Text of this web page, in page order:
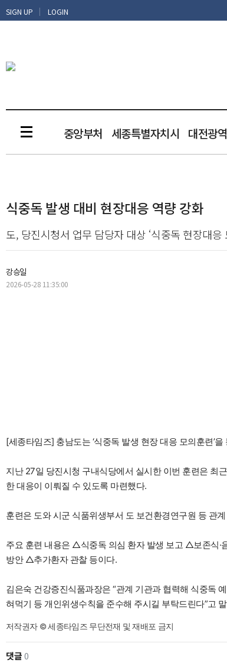
SIGN UP | LOGIN
중앙부처 세종특별자치시 대전광
식중독 발생 대비 현장대응 역량 강화
도, 당진시청서 업무 담당자 대상 ‘식중독 현장대응
강승일
2026-05-28 11:35:00
[세종타임즈] 충남도는 ‘식중독 발생 현장 대응 모의훈련’
지난 27일 당진시청 구내식당에서 실시한 이번 훈련은 최
한 대응이 이뤄질 수 있도록 마련했다.
훈련은 도와 시군 식품위생부서 도 보건환경연구원 등 관
주요 훈련 내용은 △식중독 의심 환자 발생 보고 △보존식·
방안 △추가환자 관찰 등이다.
김은숙 건강증진식품과장은 “관계 기관과 협력해 식중독
혀먹기 등 개인위생수칙을 준수해 주시길 부탁드린다”고
저작권자 © 세종타임즈 무단전재 및 재배포 금지
댓글0